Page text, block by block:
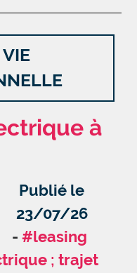
à
Publié le
23/07/26
#leasing
; trajet